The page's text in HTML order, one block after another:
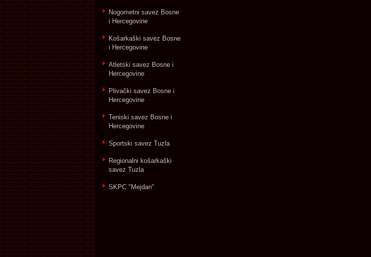
Nogometni savez Bosne
i Hercegovine
Košarkaški savez Bosne
i Hercegovine
Atletski savez Bosne i
Hercegovine
Plivački savez Bosne i
Hercegovine
Teniski savez Bosne i
Hercegovine
Sportski savez Tuzla
Regionalni košarkaški
savez Tuzla
SKPC "Mejdan"